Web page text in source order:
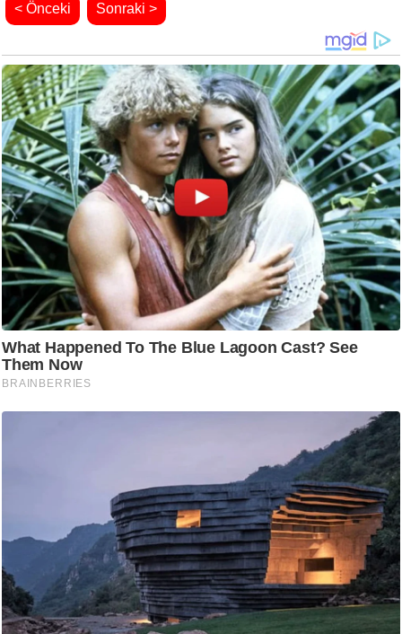
< Önceki Sonraki >